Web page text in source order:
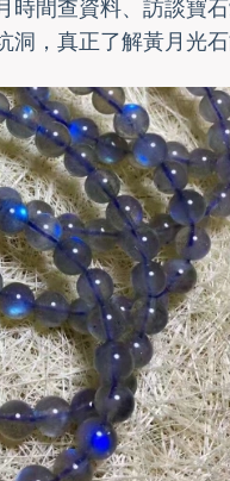
間查資料、訪談寶
，真正了解黃月光石